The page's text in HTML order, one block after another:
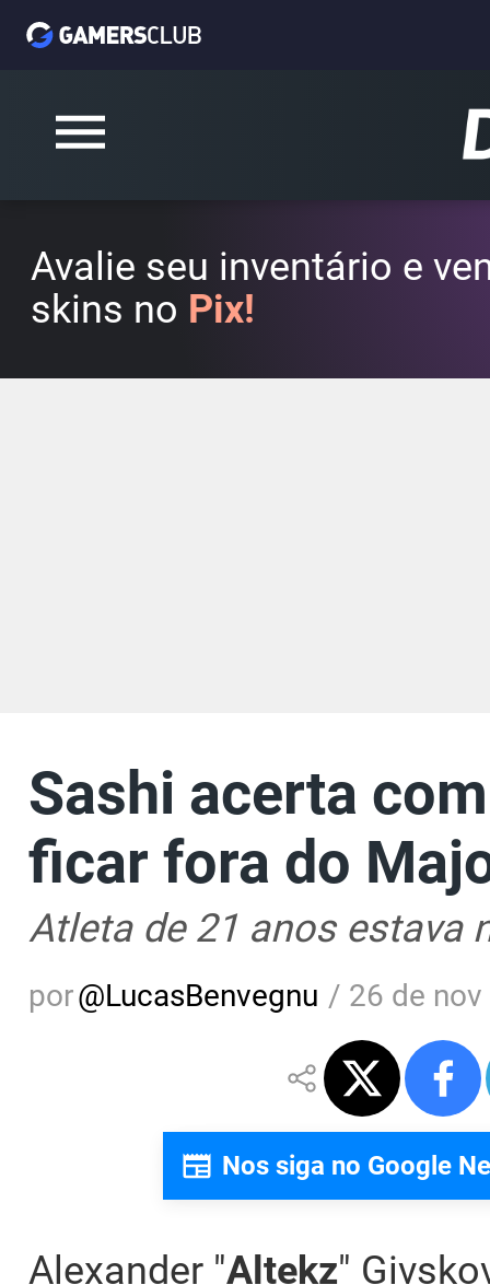
Avalie seu inventário e
skins no Pix!
Sashi acerta
ficar fora do
Atleta de 21 anos estava
por@LucasBenvegnu / 26 de
Nos siga no Google
Alexander "⁠Altekz⁠"